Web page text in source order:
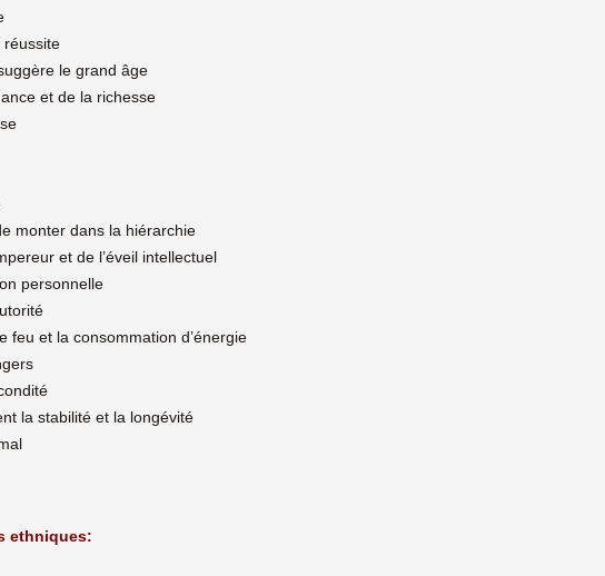
réussite
le grand âge
et de la richesse
monter dans la hiérarchie
et de l’éveil intellectuel
personnelle
feu et la consommation d’énergie
la stabilité et la longévité
ethniques: